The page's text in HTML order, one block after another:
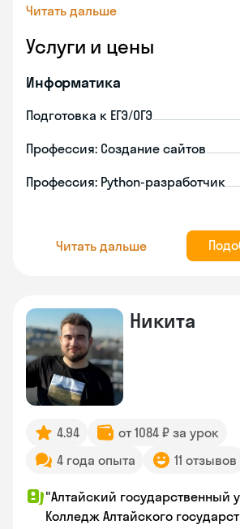
Читать дальше
Услуги и цены
Информатика
Подготовка к ЕГЭ/ОГЭ
Профессия: Создание сайтов
Профессия: Python-разработчик
Читать дальше
Никита
4.94
от 1084 ₽ за урок
4 года опыта
11 отзывов
"Алтайский государственный
Колледж Алтайского